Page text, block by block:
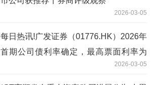
2026-03-05
每日热讯!广发证券（01776.HK）2026年
首期公司债利率确定，最高票面利率为
2026-03-05